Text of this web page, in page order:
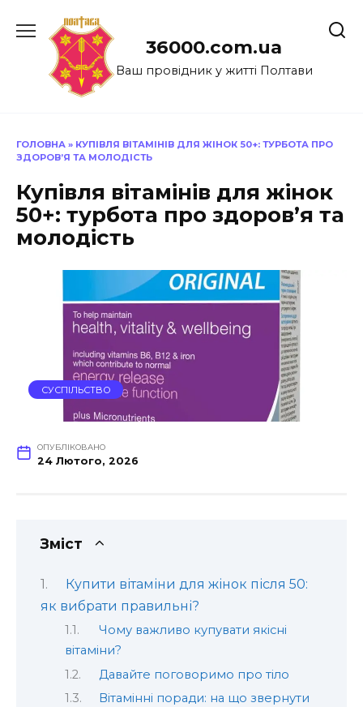
до
36000.com.ua
Ваш провідник у житті Полтави
ГОЛОВНА » КУПІВЛЯ ВІТАМІНІВ ДЛЯ ЖІНОК 50+: ТУРБОТА ПРО
ЗДОРОВ’Я ТА МОЛОДІСТЬ
Купівля вітамінів для жінок
50+: турбота про здоров’я та
молодість
СУСПІЛЬСТВО
ОПУБЛІКОВАНО
24 Лютого, 2026
Зміст
Купити вітаміни для жінок після 50:
як вибрати правильні?
Чому важливо купувати якісні
вітаміни?
Давайте поговоримо про тіло
Вітамінні поради: на що звернути